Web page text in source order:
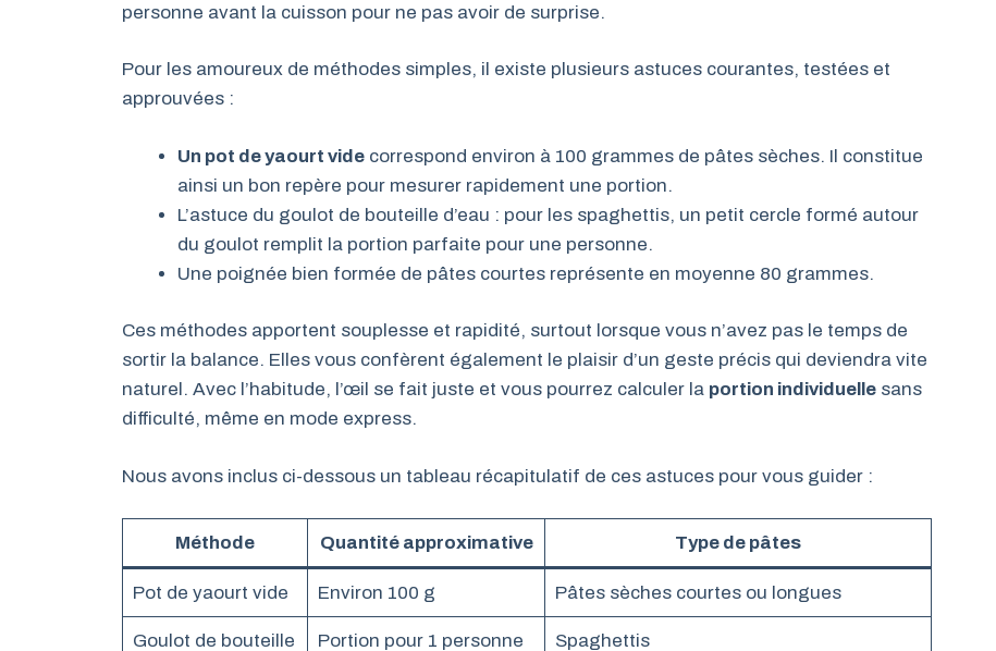
personne avant la cuisson pour ne pas avoir de surprise.
Pour les amoureux de méthodes simples, il existe plusieurs astuces courantes, testées et
approuvées :
Un pot de yaourt vide correspond environ à 100 grammes de pâtes sèches. Il constitue
ainsi un bon repère pour mesurer rapidement une portion.
L’astuce du goulot de bouteille d’eau : pour les spaghettis, un petit cercle formé autour
du goulot remplit la portion parfaite pour une personne.
Une poignée bien formée de pâtes courtes représente en moyenne 80 grammes.
Ces méthodes apportent souplesse et rapidité, surtout lorsque vous n’avez pas le temps de
sortir la balance. Elles vous confèrent également le plaisir d’un geste précis qui deviendra vite
naturel. Avec l’habitude, l’œil se fait juste et vous pourrez calculer la portion individuelle sans
difficulté, même en mode express.
Nous avons inclus ci-dessous un tableau récapitulatif de ces astuces pour vous guider :
Méthode Quantité approximative Type de pâtes
Pot de yaourt vide Environ 100 g Pâtes sèches courtes ou longues
Goulot de bouteille Portion pour 1 personne Spaghettis